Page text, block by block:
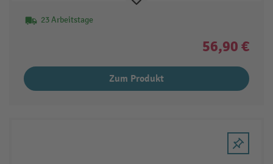
23 Arbeitstage
56,90 €
Zum Produkt